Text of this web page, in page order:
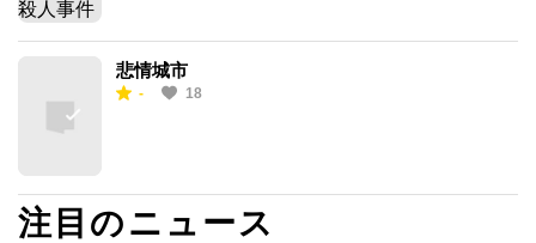
悲情城市
- 18
注目のニュース